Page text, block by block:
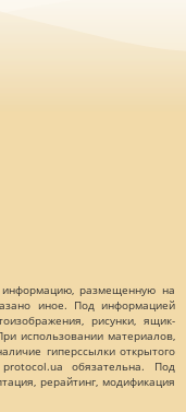
размещенную на
иное. Под информацией
рисунки, ящик-
использовании материалов,
гиперссылки открытого
обязательна. Под
рерайтинг, модификация